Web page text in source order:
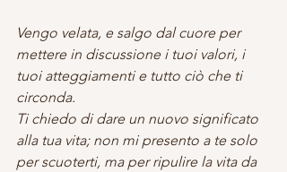
Vengo velata, e salgo dal cuore per
mettere in discussione i tuoi valori, i
tuoi atteggiamenti e tutto ciò che ti
circonda.
Ti chiedo di dare un nuovo significato
alla tua vita; non mi presento a te solo
per scuoterti, ma per ripulire la vita da